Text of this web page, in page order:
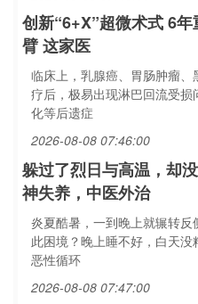
创新“6+X”超微术式 6
臂 这家医
临床上，乳腺癌、胃肠肿瘤
疗后，极易出现淋巴回流受
化等后遗症
2026-08-08 07:46:00
躲过了烈日与高温，却
神失养，中医外治
炎夏酷暑，一到晚上就辗转
此困境？晚上睡不好，白天没
恶性循环
2026-08-08 07:47:00